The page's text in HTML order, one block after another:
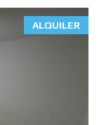
ALQUILER